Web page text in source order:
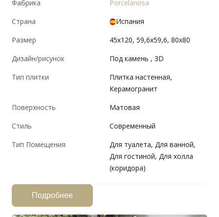
Фабрика
Porcelanosa
Страна
Испания
Размер
45x120, 59,6x59,6, 80x80
Дизайн/рисунок
Под камень , 3D
Тип плитки
Плитка настенная,
Керамогранит
Поверхность
Матовая
Cтиль
Современный
Тип Помещения
Для туалета, Для ванной,
Для гостиной, Для холла
(коридора)
Подробнее